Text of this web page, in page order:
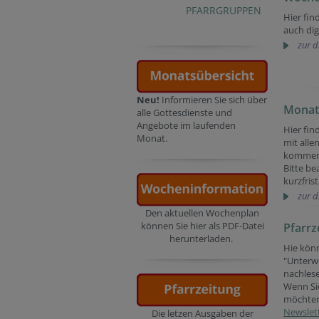
PFARRGRUPPEN
Neu! Informieren Sie sich über
alle Gottesdienste und
Angebote im laufenden
Monat.
Den aktuellen Wochenplan
können Sie hier als PDF-Datei
herunterladen.
Die letzen Ausgaben der
Hier
auch
zur
Hier
mit
Bitte
zur
Hie
Wenn